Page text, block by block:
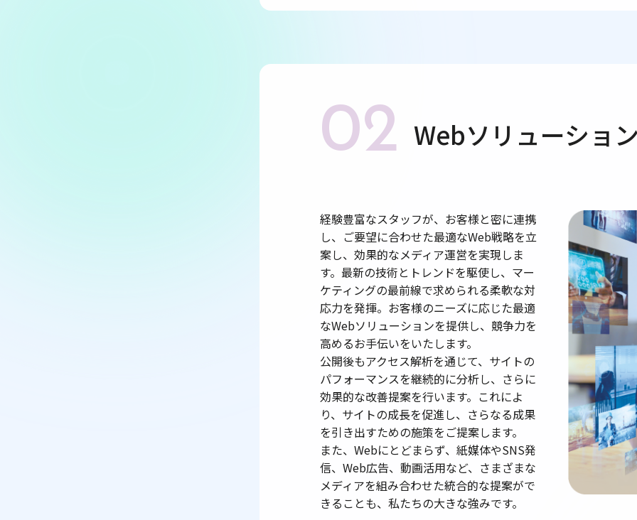
02 Webソリューショ
経験豊富なスタッフが、お客様と密に連携
し、ご要望に合わせた最適なWeb戦略を立
案し、効果的なメディア運営を実現しま
す。最新の技術とトレンドを駆使し、マー
ケティングの最前線で求められる柔軟な対
応力を発揮。お客様のニーズに応じた最適
なWebソリューションを提供し、競争力を
高めるお手伝いをいたします。
公開後もアクセス解析を通じて、サイトの
パフォーマンスを継続的に分析し、さらに
効果的な改善提案を行います。これによ
り、サイトの成長を促進し、さらなる成果
を引き出すための施策をご提案します。
また、Webにとどまらず、紙媒体やSNS発
信、Web広告、動画活用など、さまざまな
メディアを組み合わせた統合的な提案がで
きることも、私たちの大きな強みです。